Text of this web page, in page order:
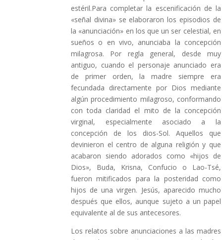
estéril.Para completar la escenificación de la
«señal divina» se elaboraron los episodios de
la «anunciación» en los que un ser celestial, en
sueños o en vivo, anunciaba la concepción
milagrosa. Por regla general, desde muy
antiguo, cuando el personaje anunciado era
de primer orden, la madre siempre era
fecundada directamente por Dios mediante
algún procedimiento milagroso, conformando
con toda claridad el mito de la concepción
virginal, especialmente asociado a la
concepción de los dios-Sol. Aquellos que
devinieron el centro de alguna religión y que
acabaron siendo adorados como «hijos de
Dios», Buda, Krisna, Confucio o Lao-Tsé,
fueron mitificados para la posteridad como
hijos de una virgen. Jesús, aparecido mucho
después que ellos, aunque sujeto a un papel
equivalente al de sus antecesores.
Los relatos sobre anunciaciones a las madres